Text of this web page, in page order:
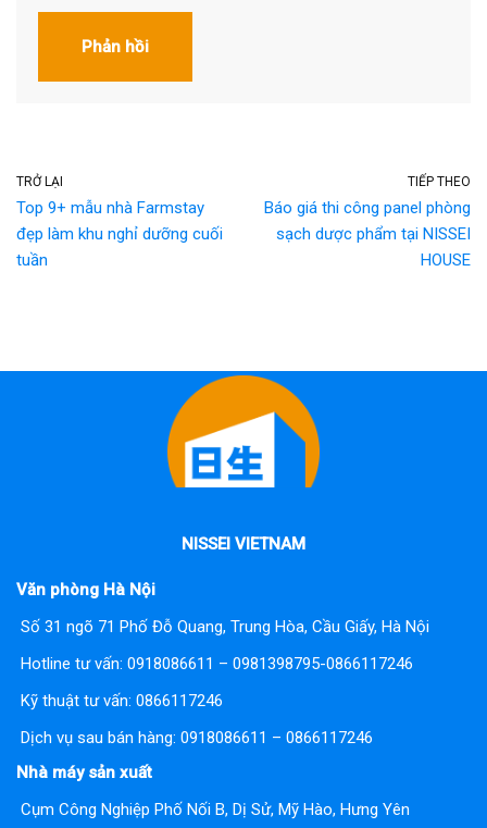
TRỞ LẠI
Top 9+ mẫu nhà Farmstay
đẹp làm khu nghỉ dưỡng cuối
tuần
TIẾP THEO
Báo giá thi công panel phòng
sạch dược phẩm tại NISSEI
HOUSE
NISSEI VIETNAM
Văn phòng Hà Nội
Số 31 ngõ 71 Phố Đỗ Quang, Trung Hòa, Cầu Giấy, Hà Nội
Hotline tư vấn: 0918086611 – 0981398795-0866117246
Kỹ thuật tư vấn: 0866117246
Dịch vụ sau bán hàng: 0918086611 – 0866117246
Nhà máy sản xuất
Cụm Công Nghiệp Phố Nối B, Dị Sử, Mỹ Hào, Hưng Yên